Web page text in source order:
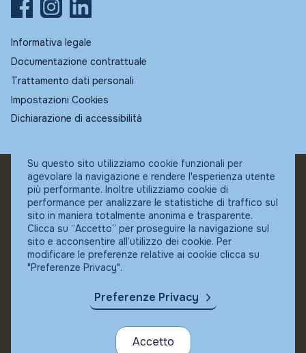
Informativa legale
Documentazione contrattuale
Trattamento dati personali
Impostazioni Cookies
Dichiarazione di accessibilità
© Fundstore
Collocatore autorizzato:
Banca Ifigest SpA
P.Iva: 04337180485
Su questo sito utilizziamo cookie funzionali per
agevolare la navigazione e rendere l'esperienza utente
più performante. Inoltre utilizziamo cookie di
performance per analizzare le statistiche di traffico sul
sito in maniera totalmente anonima e trasparente.
Clicca su “Accetto” per proseguire la navigazione sul
sito e acconsentire all’utilizzo dei cookie. Per
modificare le preferenze relative ai cookie clicca su
"Preferenze Privacy".
Preferenze Privacy
Accetto